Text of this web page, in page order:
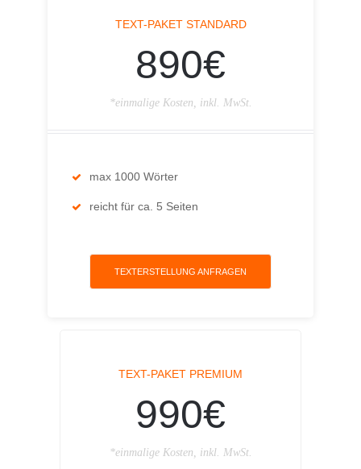
TEXT-PAKET STANDARD
890€
*einmalige Kosten, inkl. MwSt.
max 1000 Wörter
reicht für ca. 5 Seiten
TEXTERSTELLUNG ANFRAGEN
TEXT-PAKET PREMIUM
990€
*einmalige Kosten, inkl. MwSt.